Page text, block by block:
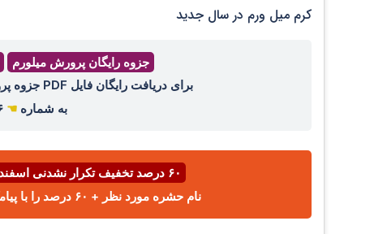
کرم میل ورم در سال جدید
جزوه رایگان پرورش میلورم
برای دریافت رایگان فایل PDF جزوه پرورش میل ورم ، عدد ۴۴ را با واتساپ ،ایتا، تلگرام
به شماره☚ ۰۹۱۲۶۸۲۱۸۲۶ بفرست.
۶۰ درصد تخفیف تکرار نشدنی اسفند ⌛
نام حشره مورد نظر + ۶۰ درصد را با پیامک یا واتساپ به شماره